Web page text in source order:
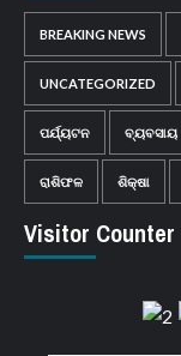
BREAKING NEWS
UNCATEGORIZED
ପର୍ଯ୍ୟଟନ ବ୍ୟବସାୟ
ରାଶିଫଳ ଶିକ୍ଷା
Visitor Counter